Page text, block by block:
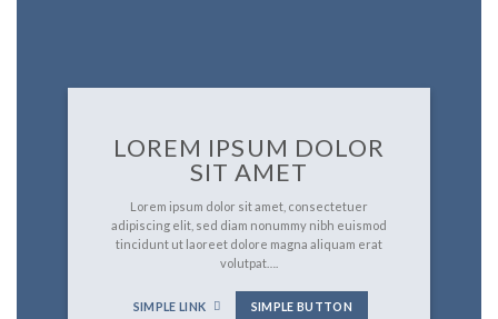
LOREM IPSUM DOLOR
SIT AMET
Lorem ipsum dolor sit amet, consectetuer
adipiscing elit, sed diam nonummy nibh euismod
tincidunt ut laoreet dolore magna aliquam erat
volutpat….
SIMPLE LINK SIMPLE BUTTON